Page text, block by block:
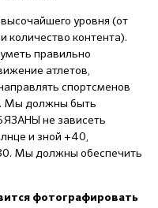
уровня (от
количество контента).
правильно
атлетов,
спортсменов
Мы должны быть
не зависеть
и зной +40,
Мы должны обеспечить
фотографировать